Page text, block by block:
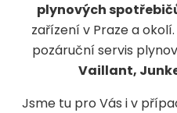
plynových
zařízení v Praze a
pozáruční servis
Vaillant,
Jsme tu pro Vás i v